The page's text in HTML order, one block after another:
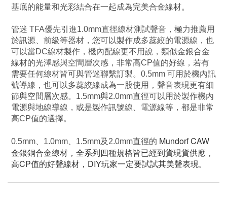
基底的能量和光彩結合在一起成為完美合金線材。
管迷 TFA優先引進1.0mm直徑線材測試聲音，極力推薦用
於訊源、前級等器材，您可以製作成多蕊絞的電源線，也
可以當DC線材製作，機內配線更不用說，類似金銀合金
線材的光澤感與空間層次感，非常高CP值的好線，若有
需要任何線材皆可與管迷聯繫訂製。0.5mm 可用於機內訊
號導線，也可以多蕊絞線成為一股使用，聲音表現更有細
節與空間層次感。1.5mm與2.0mm直徑可以用於製作機內
電源與地線導線，或是製作訊號線、電源線等，都是非常
高CP值的選擇。
0.5mm、1.0mm、1.5mm及2.0mm直徑的 MundorfCAW
金銀銅合金線材，全系列四種規格皆已經到貨現貨供應，
高CP值的好聲線材，DIY玩家一定要試試其美聲表現。